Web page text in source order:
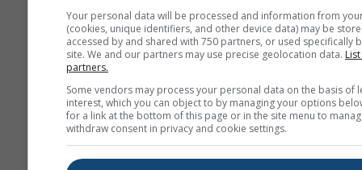
nami, aby uzyskać więcej
informacji
(
Godzinowe historyczne dane
od 1940 roku dla 46.54°N
zakupić za pomocą usługi
Pobierz zmienne, takie jak
Your personal data will be processed and information from
(cookies, unique identifiers, and other device data) may be
accessed by and shared with 750 partners, or used specifically
site. We and our partners may use precise geolocation data.
partners.
Some vendors may process your personal data on the basis of
interest, which you can object to by managing your options
for a link at the bottom of this page or in the site menu to
withdraw consent in privacy and cookie settings.